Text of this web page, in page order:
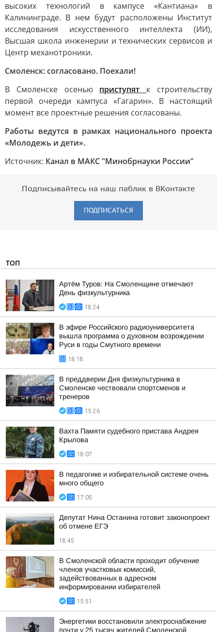
высоких технологий в кампусе «Кантиана» в
Калининграде. В нем будут расположены Институт
исследования искусственного интеллекта (ИИ),
Высшая школа инженерии и технических сервисов и
Центр механотроники.
Смоленск: согласовано. Поехали!
В Смоленске осенью приступят к строительству
первой очереди кампуса «Гагарин». В настоящий
момент все проектные решения согласованы.
Работы ведутся в рамках национального проекта
«Молодежь и дети».
Источник: Канал в МАКС "Минобрнауки России"
Подписывайтесь на наш паблик в ВКонтакте
ПОДПИСАТЬСЯ
ТОП
Артём Туров: На Смоленщине отмечают
День физкультурника
18:24
В эфире Российского радиоуниверситета
вышла программа о духовном возрождении
Руси в годы Смутного времени
18:18
В преддверии Дня физкультурника в
Смоленске чествовали спортсменов и
тренеров
15:26
Вахта Памяти судебного пристава Андрея
Крылова
18:07
В педагогике и избирательной системе очень
много общего
17:05
Депутат Нина Останина готовит законопроект
об отмене ЕГЭ
18:45
В Смоленской области проходит обучение
членов участковых комиссий,
задействованных в адресном
информировании избирателей
15:51
Энергетики восстановили электроснабжение
почти у 25 тысяч жителей Смоленской